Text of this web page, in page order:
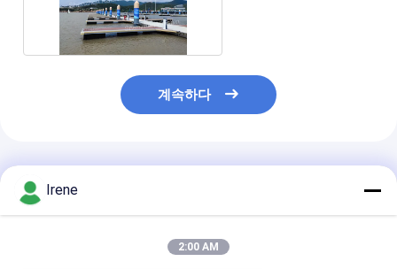
계속하다
Irene
2:00 AM